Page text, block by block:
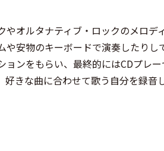
オルタナティブ・ロックのメロデ
や安物のキーボードで演奏したりし
ンをもらい、最終的にはCDプレ
きな曲に合わせて歌う自分を録音